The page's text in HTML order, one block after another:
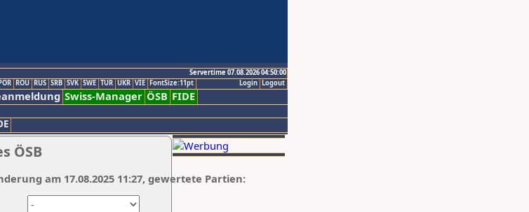
Servertime 07.08.2026 04:50:00
Logout
Login
ROU RUS SRB SVK SWE TUR UKR VIE FontSize:11pt
Swiss-Manager ÖSB FIDE
ÖSB
am 17.08.2025 11:27, gewertete Partien: